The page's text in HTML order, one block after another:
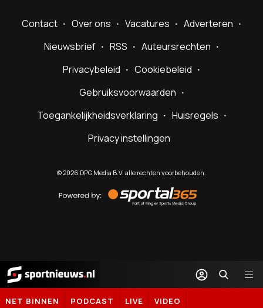
Contact Over ons Vacatures
Adverteren
Nieuwsbrief
RSS
Auteursrechten
Privacybeleid
Cookiebeleid
Gebruiksvoorwaarden
Toegankelijkheidsverklaring
Huisregels
Privacy instellingen
©2026 DPG Media B.V. alle rechten voorbehouden.
by
Sportal365
Sportnieuws.nl
NET BINNEN PODCAST LIVE VIDEO